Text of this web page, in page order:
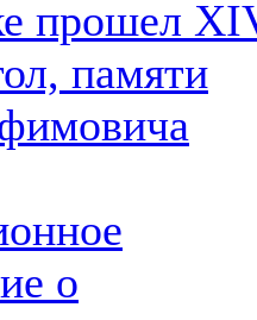
прошел
памяти
о